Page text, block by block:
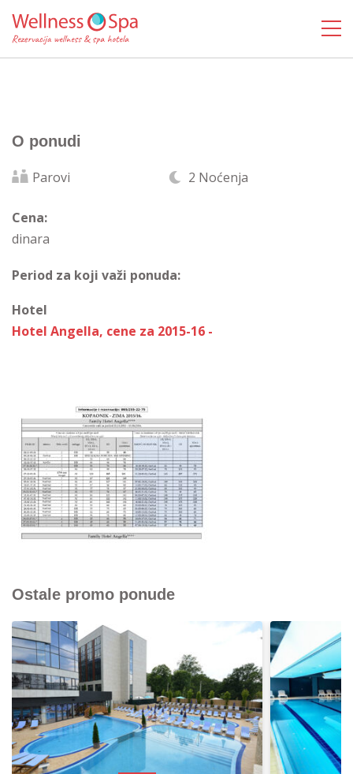
O ponudi
Parovi 2 Noćenja
Cena:
dinara
Period za koji važi ponuda:
Hotel
Hotel Angella, cene za 2015-16 -
Ostale promo ponude